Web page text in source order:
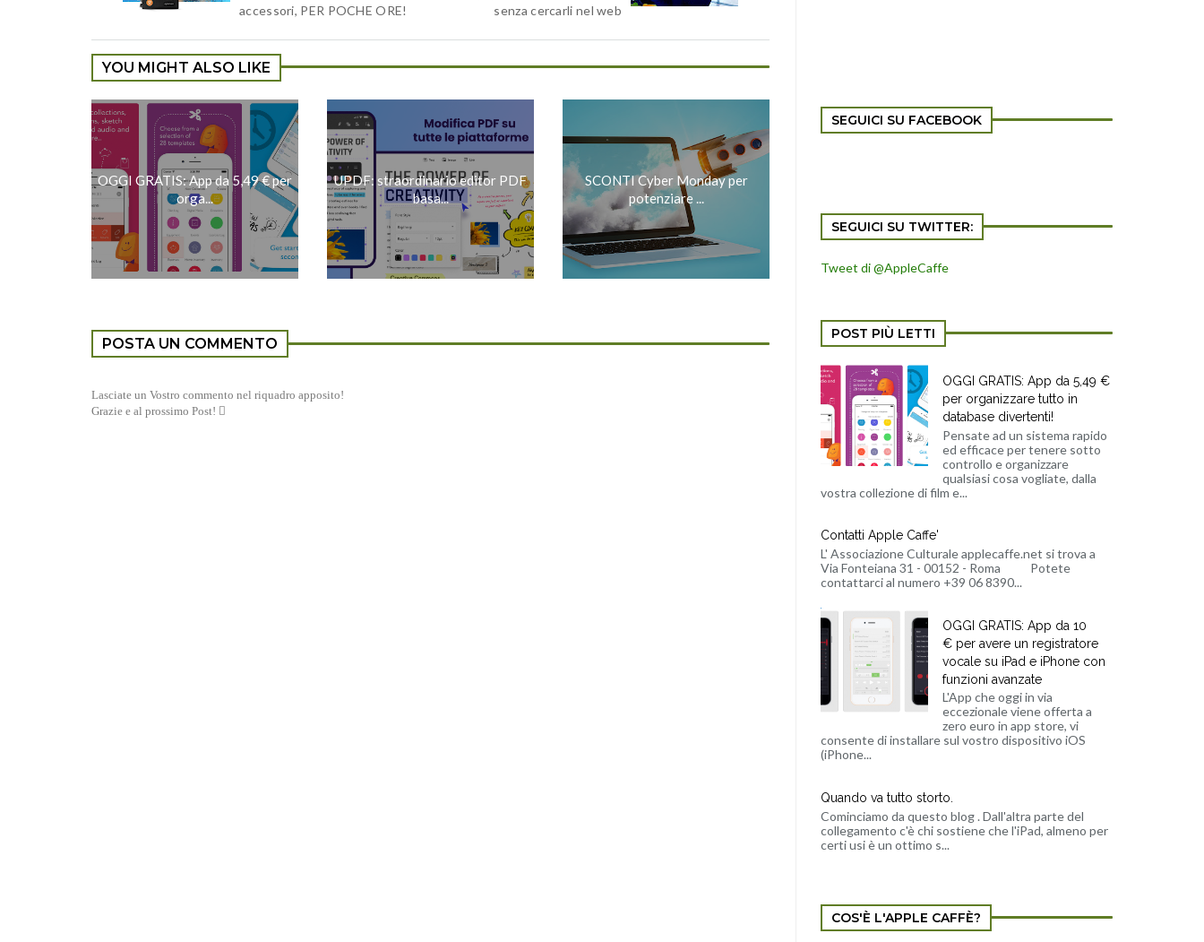
senza cercarli nel web
accessori, PER POCHE ORE!
YOU MIGHT ALSO LIKE
OGGI GRATIS: App da 5,49 € per
orga...
UPDF: straordinario editor PDF
basa...
SCONTI Cyber Monday per
potenziare ...
POSTA UN COMMENTO
Lasciate un Vostro commento nel riquadro apposito!
Grazie e al prossimo Post! 
SEGUICI SU FACEBOOK
SEGUICI SU TWITTER:
Tweet di @AppleCaffe
POST PIÙ LETTI
OGGI GRATIS: App da 5,49 €
per organizzare tutto in
database divertenti!
Pensate ad un sistema rapido
ed efficace per tenere sotto
controllo e organizzare
qualsiasi cosa vogliate, dalla
vostra collezione di film e...
Contatti Apple Caffe'
L' Associazione Culturale applecaffe.net si trova a
Via Fonteiana 31 - 00152 - Roma Potete
contattarci al numero +39 06 8390...
OGGI GRATIS: App da 10
€ per avere un registratore
vocale su iPad e iPhone con
funzioni avanzate
L'App che oggi in via
eccezionale viene offerta a
zero euro in app store, vi
consente di installare sul vostro dispositivo iOS
(iPhone...
Quando va tutto storto.
Cominciamo da questo blog . Dall'altra parte del
collegamento c'è chi sostiene che l'iPad, almeno per
certi usi è un ottimo s...
COS'È L'APPLE CAFFÈ?